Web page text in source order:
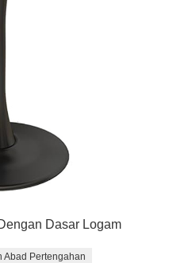
Dasar Logam
Abad Pertengahan